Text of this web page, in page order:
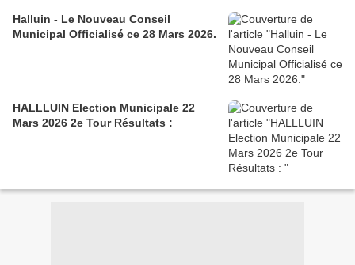
Halluin - Le Nouveau Conseil
Municipal Officialisé ce 28 Mars 2026.
HALLLUIN Election Municipale 22
Mars 2026 2e Tour Résultats :